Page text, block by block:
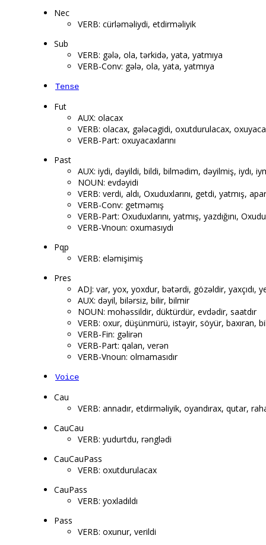
Nec
VERB: cürləməliydi, etdirməliyik
Sub
VERB: gələ, ola, tərkidə, yata, yatmıya
VERB-Conv: gələ, ola, yata, yatmıya
Tense
Fut
AUX: olacax
VERB: olacax, gələcəgidi, oxutdurulacax,
VERB-Part: oxuyacaxlarını
Past
AUX: iydi, dəyildi, bildi, bilmədim, dəyilmiş, iydı,
NOUN: evdəyidi
VERB: verdi, aldı, Oxuduxlarını, getdi, yatmış,
VERB-Conv: getməmış
VERB-Part: Oxuduxlarını, yatmış, yazdığını,
VERB-Vnoun: oxumasıydı
Pqp
VERB: eləmişimiş
Pres
ADJ: var, yox, yoxdur, bətərdi, gözəldir, yaxçıdı,
AUX: dəyil, bilərsiz, bilir, bilmir
NOUN: mohəssildir, düktürdür, evdədir, saatdır
VERB: oxur, düşünmürü, istəyir, söyür, baxıran,
VERB-Fin: gəlirən
VERB-Part: qalan, verən
VERB-Vnoun: olmamasıdır
Voice
Cau
VERB: annadır, etdirməliyik, oyandırax, qutar,
CauCau
VERB: yudurtdu, rənglədi
CauCauPass
VERB: oxutdurulacax
CauPass
VERB: yoxladıldı
Pass
VERB: oxunur, verildi